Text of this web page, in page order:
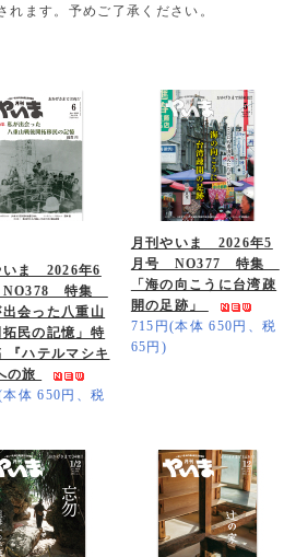
れます。予めご了承ください。
いま 2026年6
特集
出会った八重山
拓民の記憶」特
『ハテルマシキ
の旅
本体 650円、税
月刊やいま 2026年5
月号 NO377 特集
「海の向こうに台湾疎
開の足跡」
715円(本体 650円、税
65円)